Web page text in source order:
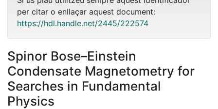
per citar o enllaçar aquest document:
https://hdl.handle.net/2445/222574
Spinor Bose–Einstein
Condensate Magnetometry for
Searches in Fundamental
Physics